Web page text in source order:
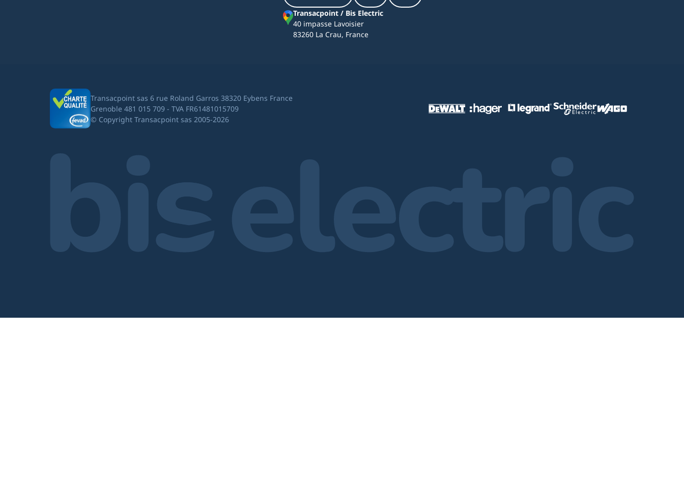
Transacpoint / Bis Electric
40 impasse Lavoisier
83260 La Crau, France
Transacpoint sas 6 rue Roland Garros 38320 Eybens France
Grenoble 481 015 709 - TVA FR61481015709
© Copyright Transacpoint sas 2005-2026